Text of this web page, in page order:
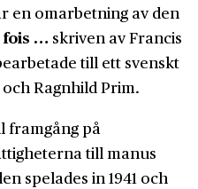
en omarbetning av den
fois … skriven av Francis
till ett svenskt
Ragnhild Prim.
framgång på
till manus
spelades in 1941 och